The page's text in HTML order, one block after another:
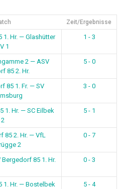
Zeit/Ergebnisse
1. Hr. — Glashütter
1
1 - 3
2 — ASV
85 2. Hr.
5 - 0
85 1. Fr. — SV
3 - 0
1. Hr. — SC Eilbek
2
5 - 1
85 2. Hr. — VfL
2
0 - 7
85 1. Hr. 0 - 3
1. Hr. — Bostelbek
5 - 4